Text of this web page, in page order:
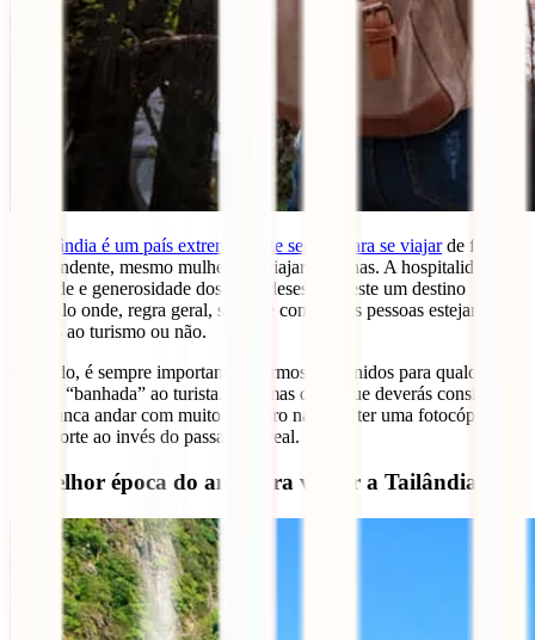
Tailândia é um país extremamente seguro para se viajarde forma
independente, mesmo mulheres a viajar sozinhas. A hospitalidade,
bondade e generosidade dos tailandeses faz deste um destino
tranquilo onde, regra geral, se pode confiar nas pessoas estejam elas
ligadas ao turismo ou não.
Contudo, é sempre importante estarmos prevenidos para qualquer
tipo de “banhada” ao turista. Algumas dicas que deverás considerar
são: nunca andar com muito dinheiro na rua e ter uma fotocópia do
passaporte ao invés do passaporte real.
7. Melhor época do ano para visitar a Tailândia